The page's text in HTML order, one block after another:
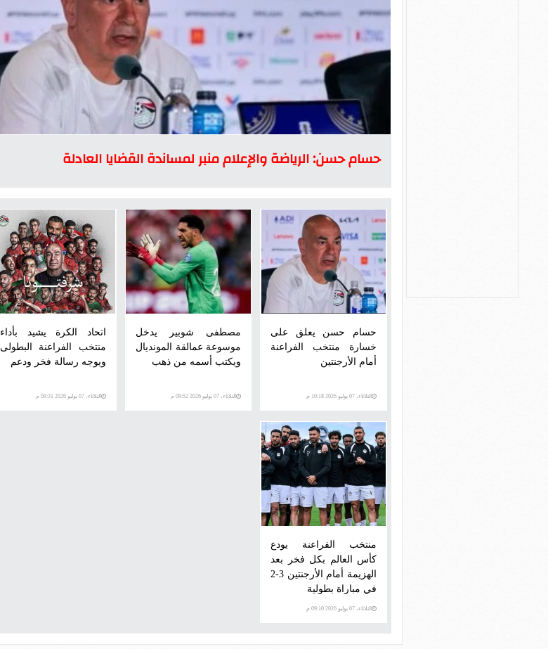
حسام حسن: الرياضة والإعلام منبر لمساندة القضايا العادلة
حسام حسن يعلق على
خسارة منتخب الفراعنة
أمام الأرجنتين
الثلاثاء، 07 يوليو 2026 10:18 م
مصطفى شوبير يدخل
موسوعة عمالقة المونديال
ويكتب أسمه من ذهب
الثلاثاء، 07 يوليو 2026 09:52 م
اتحاد الكرة يشيد بأداء
منتخب الفراعنة البطولى
ويوجه رسالة فخر ودعم
الثلاثاء، 07 يوليو 2026 09:31 م
منتخب الفراعنة يودع
كأس العالم بكل فخر بعد
الهزيمة أمام الأرجنتين 3-2
في مباراة بطولية
الثلاثاء، 07 يوليو 2026 09:10 م